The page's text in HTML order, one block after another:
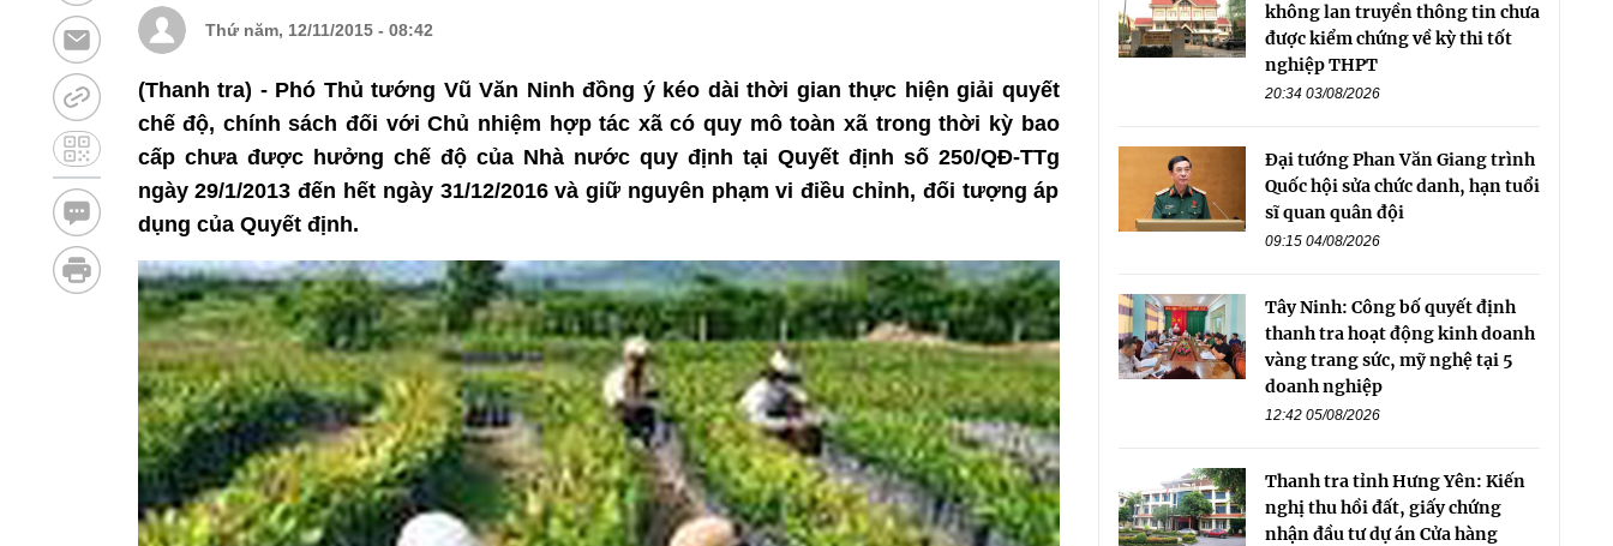
Thứ năm, 12/11/2015 - 08:42
(Thanh tra) - Phó Thủ tướng Vũ Văn Ninh đồng ý kéo dài thời gian thực hiện giải quyết
chế độ, chính sách đối với Chủ nhiệm hợp tác xã có quy mô toàn xã trong thời kỳ bao
cấp chưa được hưởng chế độ của Nhà nước quy định tại Quyết định số 250/QĐ-TTg
ngày 29/1/2013 đến hết ngày 31/12/2016 và giữ nguyên phạm vi điều chỉnh, đối tượng áp
dụng của Quyết định.
không lan truyền thông tin chưa
được kiểm chứng về kỳ thi tốt
nghiệp THPT
20:34 03/08/2026
Đại tướng Phan Văn Giang trình
Quốc hội sửa chức danh, hạn tuổi
sĩ quan quân đội
09:15 04/08/2026
Tây Ninh: Công bố quyết định
thanh tra hoạt động kinh doanh
vàng trang sức, mỹ nghệ tại 5
doanh nghiệp
12:42 05/08/2026
Thanh tra tỉnh Hưng Yên: Kiến
nghị thu hồi đất, giấy chứng
nhận đầu tư dự án Cửa hàng